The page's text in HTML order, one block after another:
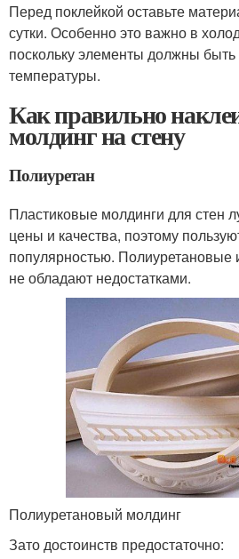
Перед поклейкой оставьте
сутки. Особенно это важно в
поскольку элементы должны быть
температуры.
Как правильно
молдинг на стену
Полиуретан
Пластиковые молдинги для стен
цены и качества, поэтому
популярностью. Полиуретановые
не обладают недостатками.
Полиуретановый молдинг
Зато достоинств предостаточно: